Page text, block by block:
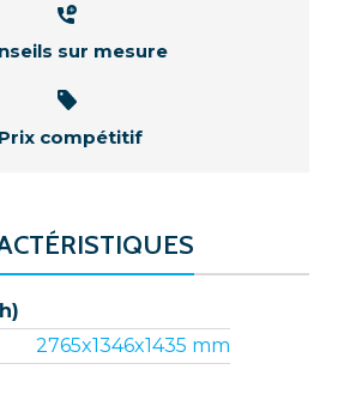
sur mesure
Prix compétitif
2765x1346x1435 mm